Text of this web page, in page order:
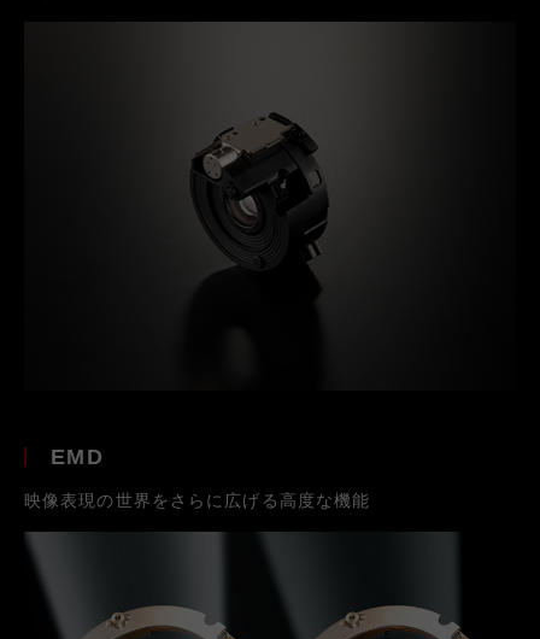
EMD
映像表現の世界をさらに広げる高度な機能